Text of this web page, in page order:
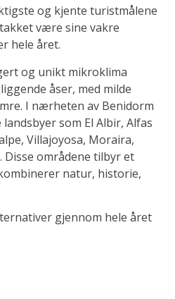
og kjente turistmålene
være sine vakre
hele året.
og unikt mikroklima
åser, med milde
I nærheten av Benidorm
som El Albir, Alfas
Villajoyosa, Moraira,
Disse områdene tilbyr et
natur, historie,
gjennom hele året